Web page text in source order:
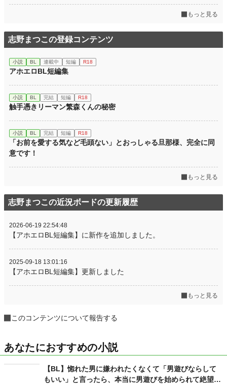
もっと見る
志野まつこの登録コンテンツ
小説 BL 連載中 短編 R18
アホエロBL短編集
小説 BL 完結 短編 R18
触手憑きリーマン繁森くんの秘密
小説 BL 完結 短編 R18
「お前を愛する気など毛頭ない」とおっしゃる旦那様、完全に同
意です！
もっと見る
志野まつこの近況ボードの更新履歴
2026-06-19 22:54:48
【アホエロBL短編集】に新作を追加しました。
2025-09-18 13:01:16
【アホエロBL短編集】更新しました
もっと見る
このコンテンツについて報告する
あなたにおすすめの小説
【BL】惚れた男に嫌われたくなくて「男遊びならして
もいい」と言ったら、本当に男遊びを始められて絶望し